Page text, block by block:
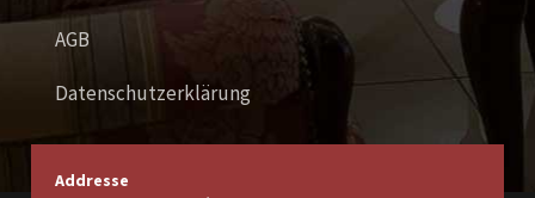
AGB
Datenschutzerklärung
Addresse